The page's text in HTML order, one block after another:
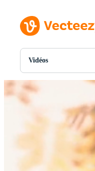
Vidéos
Toutes Images
Modèles
Motion graphics
Images Éditoriales